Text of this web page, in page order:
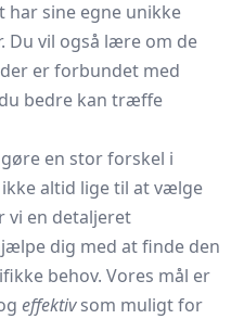
har sine egne unikke
Du vil også lære om de
er forbundet med
bedre kan træffe
en stor forskel i
altid lige til at vælge
vi en detaljeret
dig med at finde den
behov. Vores mål er
effektivsom muligt for